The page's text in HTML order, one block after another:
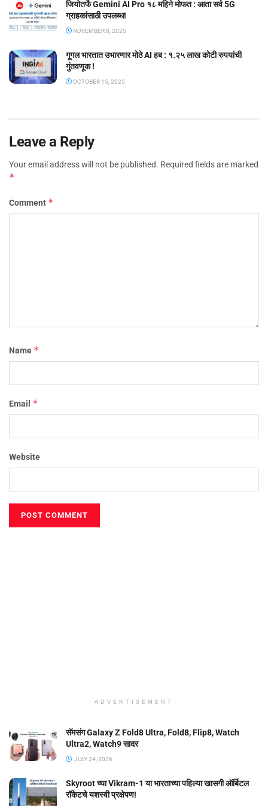
जियोतर्फे Gemini AI Pro १८ महिने मोफत : आता सर्व 5G
ग्राहकांसाठी उपलब्ध!
NOVEMBER 8, 2025
गूगल भारतात उभारणार मोठे AI हब : १.२५ लाख कोटी रुपयांची
गुंतवणूक !
OCTOBER 15, 2025
Leave a Reply
Your email address will not be published. Required fields are marked
*
Comment *
Name *
Email *
Website
ADVERTISEMENT
सॅमसंग Galaxy Z Fold8 Ultra, Fold8, Flip8, Watch
Ultra2, Watch9 सादर
JULY 24, 2026
Skyroot च्या Vikram-1 या भारताच्या पहिल्या खासगी ऑर्बिटल
रॉकेटचे यशस्वी प्रक्षेपण!